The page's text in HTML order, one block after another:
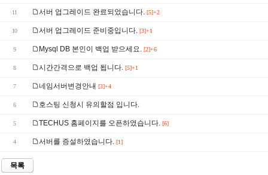
11 서버 업그레이드 완료되었습니다. [5]+2
10 서버 업그레이드 준비중입니다. [3]+1
9 Mysql DB 본인이 백업 받으세요. [2]+6
8 시간간격으로 백업 됩니다. [5]+1
7 네임서버변경안내 [3]+4
6 호스팅 신청시 유의할점 입니다.
5 TECHUS 홈페이지를 오픈하였습니다. [6]
4 서버를 증설하였습니다. [1]
목록